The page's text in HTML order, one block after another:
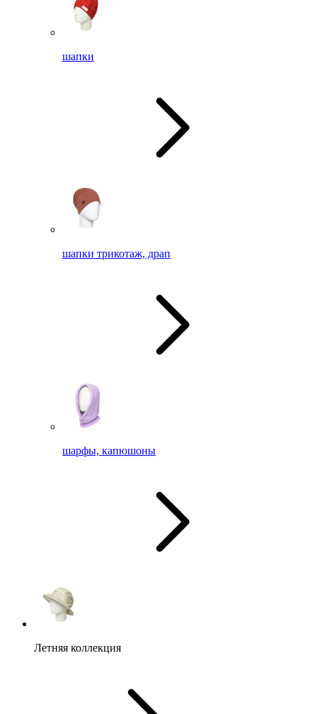
шапки
шапки трикотаж, драп
шарфы, капюшоны
Летняя коллекция